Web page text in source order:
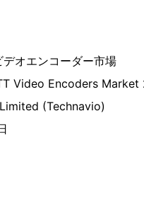
オエンコーダー市場
Video Encoders Market
(Technavio)